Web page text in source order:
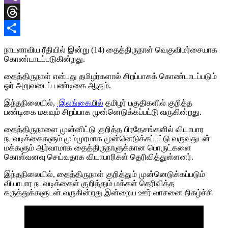
Viber
Threads
நாடளாவிய ரீதியில் இன்று (14) தைத்திருநாள் வெகுவிமர்சையாக
கொண்டாடப்படுகின்றது.
தைத்திருநாள் என்பது தமிழர்களால் சிறப்பாகக் கொண்டாடப்படும்
ஓர் அறுவடைப் பண்டிகை ஆகும்.
இந்தநிலையில், இலங்கையில் தமிழர் பகுதிகளில் குறித்த
பண்டிகை மகவும் சிறப்பாக முன்னெடுக்கப்பட்டு வருகின்றது.
தைத்திருநாளை முன்னிட்டு குறித்த பிரதேசங்களில் வியாபார
நடவடிக்கைகளும் மும்முரமாக முன்னெடுக்கப்பட்டு வருவதுடன்
மக்களும் ஆர்வாமாக தைத்திருநாளுக்கான பொருட்களை
கொள்வனவு செய்வதாக வியாபாரிகள் தெரிவித்துள்ளனர்.
இந்தநிலையில், தைத்திருநாள் குறித்தும் முன்னெடுக்கப்படும்
வியாபார நடவடிக்கைள் குறித்தும் மக்கள் தெரிவித்த
கருத்துக்களுடன் வருகின்றது இன்றைய ஊர் வாசனை நிகழ்ச்சி